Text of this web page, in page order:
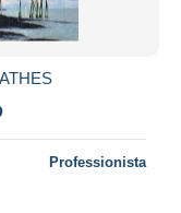
Professionista